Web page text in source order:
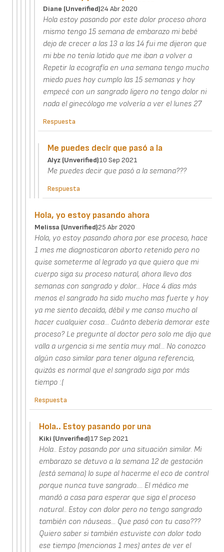
Diane (unverified)24 Abr 2020
Hola estoy pasando por este dolor proceso ahora
mismo tengo 15 semana de embarazo mi bebé
dejo de crecer a las 13 a las 14 fui me dijeron que
mi bbe no tenía latido que me iban a volver a
Repetir la ecografía en una semana tengo mucho
miedo pues hoy cumplo las 15 semanas y hoy
empecé con un sangrado ligero no tengo dolor ni
nada el ginecólogo me volvería a ver el lunes 27
Respuesta
Me puedes decir que pasó a la
Alyz (unverified)10 Sep 2021
Me puedes decir que pasó a la semana???
Respuesta
Hola, yo estoy pasando ahora
Melissa (unverified)25 Abr 2020
Hola, yo estoy pasando ahora por ese proceso, hace
1 mes me diagnosticaron aborto retenido pero no
quise someterme al legrado ya que quiero que mi
cuerpo siga su proceso natural, ahora llevo dos
semanas con sangrado y dolor... Hace 4 días más
menos el sangrado ha sido mucho mas fuerte y hoy
ya me siento decaída, débil y me canso mucho al
hacer cualquier cosa... Cuánto debería demorar este
proceso? Le pregunte al doctor pero solo me dijo que
valla a urgencia si me sentía muy mal... No conozco
algún caso similar para tener alguna referencia,
quizás es normal que el sangrado siga por más
tiempo :(
Respuesta
Hola.. Estoy pasando por una
Kiki (unverified)17 Sep 2021
Hola.. Estoy pasando por una situación similar. Mi
embarazo se detuvo a la semana 12 de gestación
(está semana) lo supe al hacerme el eco de control
porque nunca tuve sangrado.... El médico me
mandó a casa para esperar que siga el proceso
natural.. Estoy con dolor pero no tengo sangrado
también con náuseas... Que pasó con tu caso???
Quiero saber si también estuviste con dolor todo
ese tiempo (mencionas 1 mes) antes de ver el